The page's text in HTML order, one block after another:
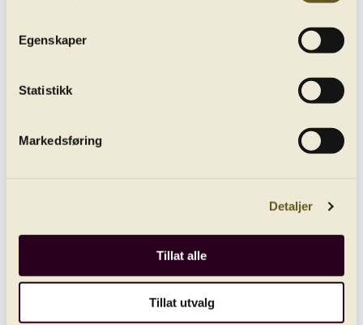
Egenskaper
Statistikk
Markedsføring
Detaljer
Tillat alle
Tillat utvalg
play_circle_filled